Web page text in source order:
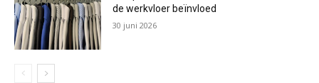
de werkvloer beïnvloed
30 juni 2026